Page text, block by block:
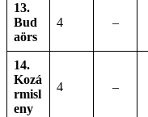
13.
Bud
aörs
4 –
14.
Kozá
rmisl
eny
4 –